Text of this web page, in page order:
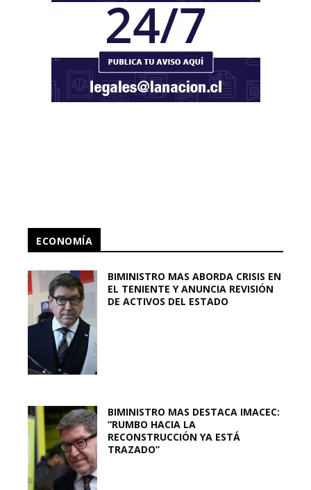
ECONOMÍA
BIMINISTRO MAS ABORDA CRISIS EN
EL TENIENTE Y ANUNCIA REVISIÓN
DE ACTIVOS DEL ESTADO
BIMINISTRO MAS DESTACA IMACEC:
“RUMBO HACIA LA
RECONSTRUCCIÓN YA ESTÁ
TRAZADO”